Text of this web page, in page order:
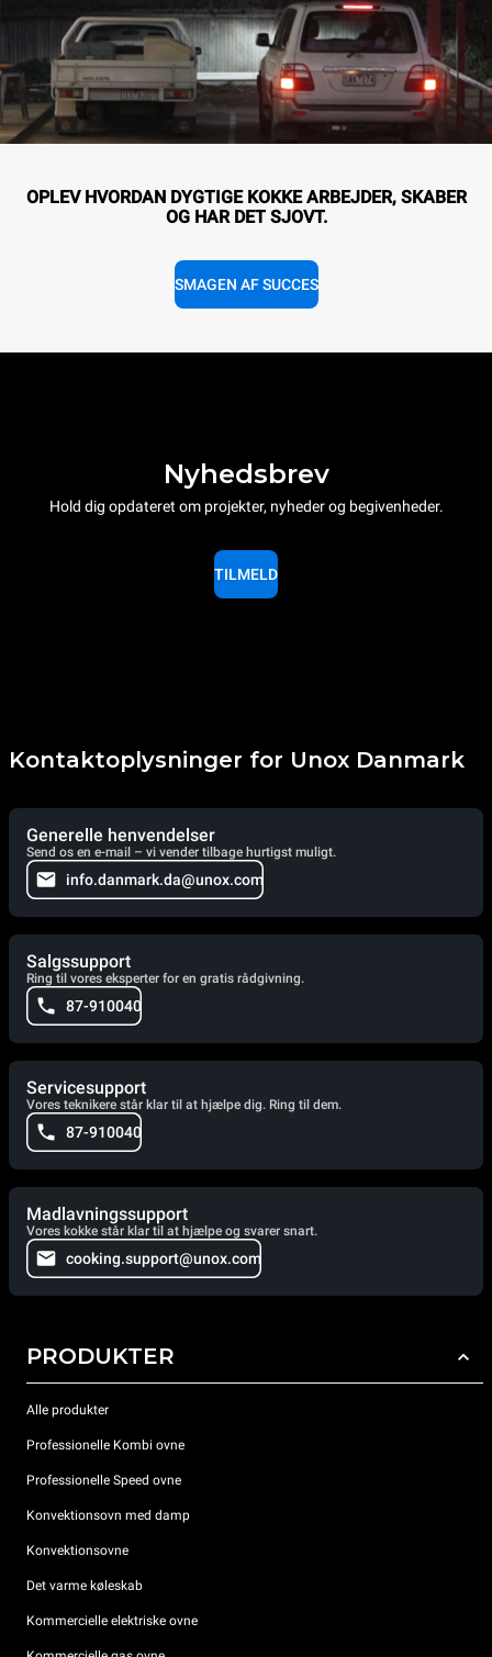
OPLEV HVORDAN DYGTIGE KOKKE ARBEJDER, SKABER
OG HAR DET SJOVT.
SMAGEN AF SUCCES
Nyhedsbrev
Hold dig opdateret om projekter, nyheder og begivenheder.
TILMELD
Kontaktoplysninger for Unox Danmark
Generelle henvendelser
Send os en e-mail – vi vender tilbage hurtigst muligt.
info.danmark.da@unox.com
Salgssupport
Ring til vores eksperter for en gratis rådgivning.
87-910040
Servicesupport
Vores teknikere står klar til at hjælpe dig. Ring til dem.
87-910040
Madlavningssupport
Vores kokke står klar til at hjælpe og svarer snart.
cooking.support@unox.com
PRODUKTER
Alle produkter
Professionelle Kombi ovne
Professionelle Speed ovne
Konvektionsovn med damp
Konvektionsovne
Det varme køleskab
Kommercielle elektriske ovne